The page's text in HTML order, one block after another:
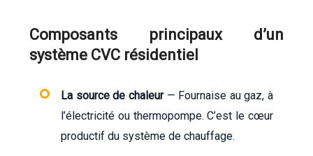
Composants principaux d’un
système CVC résidentiel
La source de chaleur— Fournaise au gaz, à
l’électricité ou thermopompe. C’est le cœur
productif du système de chauffage.